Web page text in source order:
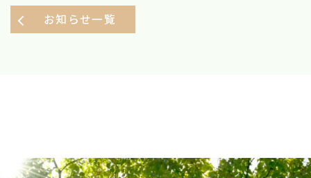
お知らせ一覧